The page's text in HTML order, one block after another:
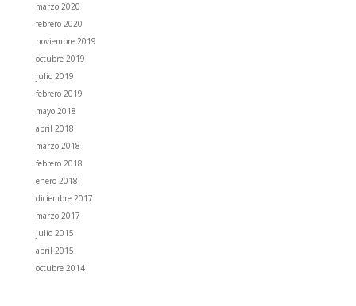
marzo 2020
febrero 2020
noviembre 2019
octubre 2019
julio 2019
febrero 2019
mayo 2018
abril 2018
marzo 2018
febrero 2018
enero 2018
diciembre 2017
marzo 2017
julio 2015
abril 2015
octubre 2014